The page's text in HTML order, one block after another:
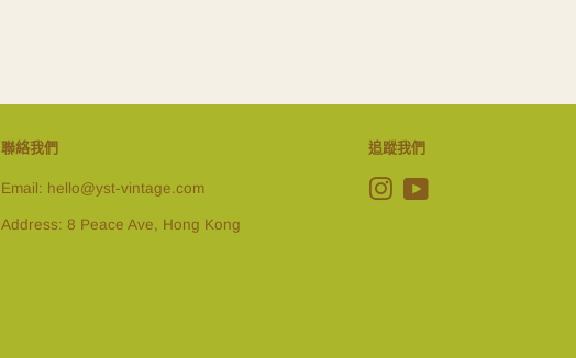
聯絡我們
Email: hello@yst-vintage.com
Address: 8 Peace Ave, Hong Kong
追蹤我們
Instagram